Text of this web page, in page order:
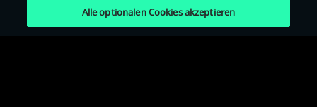
Alle optionalen Cookies akzeptieren